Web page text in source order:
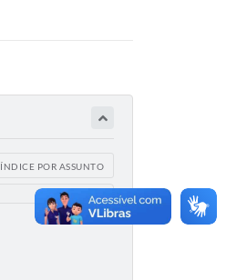
ÍNDICE POR ASSUNTO